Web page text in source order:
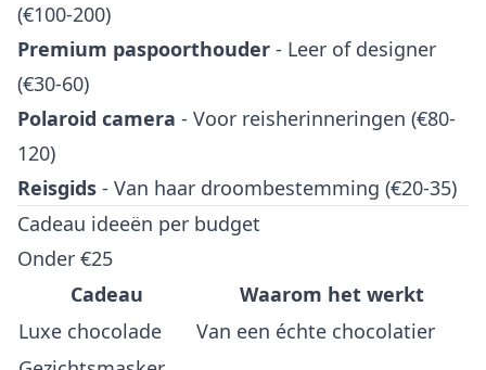
(€100-200)
Premium paspoorthouder - Leer of designer
(€30-60)
Polaroid camera - Voor reisherinneringen (€80-
120)
Reisgids - Van haar droombestemming (€20-35)
Cadeau ideeën per budget
Onder €25
Cadeau
Waarom het werkt
Luxe chocolade
Van een échte chocolatier